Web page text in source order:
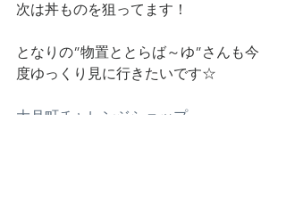
次は丼ものを狙ってます！
となりの”物置ととらば～ゆ”さんも今
度ゆっくり見に行きたいです☆
大月町チャレンジショップ